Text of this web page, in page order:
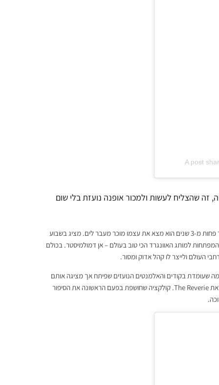
A post
שהצליח לעשות ולמכור אופנה נועזת בלי שום
למותג האוונגרד הכי טוב בעולם – אן דמולמיסטר. בכולם
העולם ולייצר לו קהל אדוק ומסור.
קולקציה שלמה שעומדת בקודים והאלמנטים הנועזים שפיתח אך מציגה אותם
כרומנטית. לפני כשלושה ימים עלתה על מסלול שבוע האופנה הקולקציה שנקראת The Reverie. קולקציה שחושפת בפעם הראשונה את הסיפור